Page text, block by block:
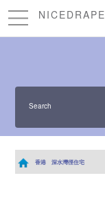
NICEDRAPE
Search
香港 深水灣徑住宅